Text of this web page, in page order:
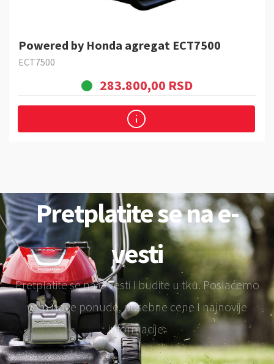
Powered by Honda agregat ECT7500
ECT7500
283.800,00 RSD
Pretplatite se na e-
vesti
Pretplatite se na e-vesti I budite u tku. Poslaćemo
vam nove ponude, posebne cene I najnovije
informacije.